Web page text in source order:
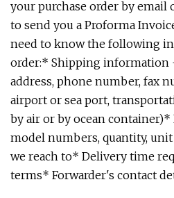
your purchase order by email
to send you a Proforma
need to know the following
order:* Shipping information
address, phone number, fax
airport or sea port,
by air or by ocean
model numbers, quantity,
we reach to* Delivery time
terms* Forwarder's contact